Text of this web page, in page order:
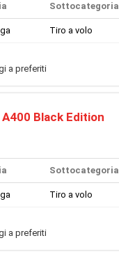
Sottocategoria
Tiro a volo
a preferiti
Black Edition
Sottocategoria
Tiro a volo
a preferiti